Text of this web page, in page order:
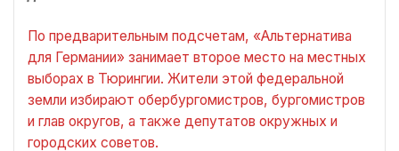
По предварительным подсчетам, «Альтернатива
для Германии» занимает второе место на местных
выборах в Тюрингии. Жители этой федеральной
земли избирают обербургомистров, бургомистров
и глав округов, а также депутатов окружных и
городских советов.